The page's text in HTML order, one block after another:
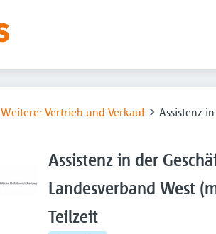
Weitere: Vertrieb und Verkauf Assistenz
Assistenz in der
Landesverband West
Teilzeit